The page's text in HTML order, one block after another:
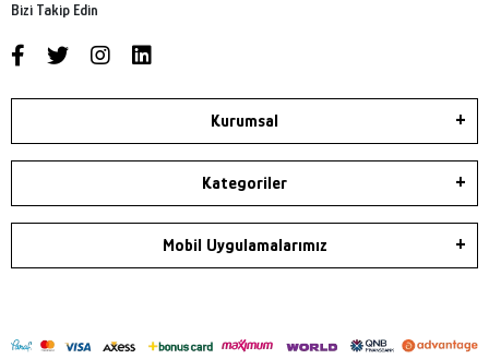
Bizi Takip Edin
Kurumsal
Kategoriler
Mobil Uygulamalarımız